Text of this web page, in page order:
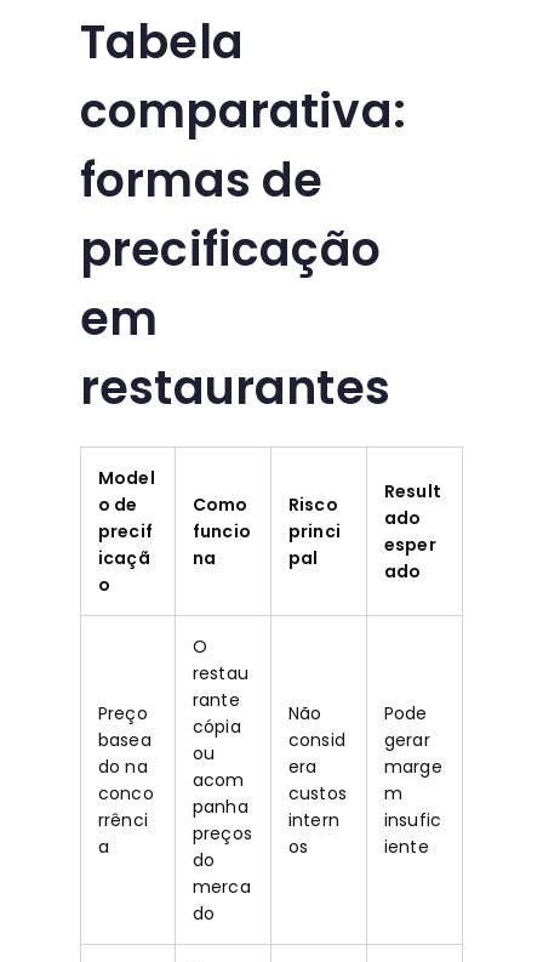
Tabela
comparativa:
formas de
precificação
em
restaurantes
Model
o de
precif
icaçã
o
Como
funcio
na
Risco
princi
pal
Result
ado
esper
ado
Preço
basea
do na
conco
rrênci
a
O
restau
rante
cópia
ou
acom
panha
preços
do
merca
do
Não
consid
era
custos
intern
os
Pode
gerar
marge
m
insufic
iente